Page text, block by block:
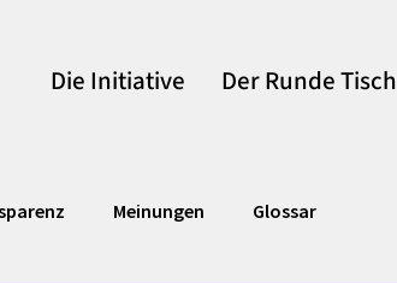
Die Initiative Der Runde Tisch
Meinungen Glossar